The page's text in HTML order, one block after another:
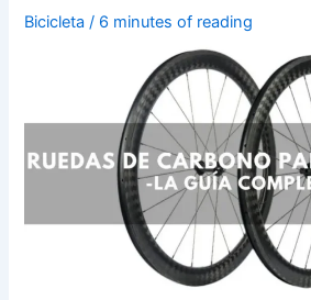
Bicicleta / 6 minutes of reading